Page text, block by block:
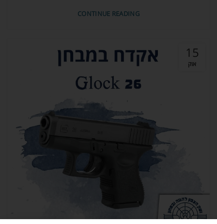
CONTINUE READING
15
אוק